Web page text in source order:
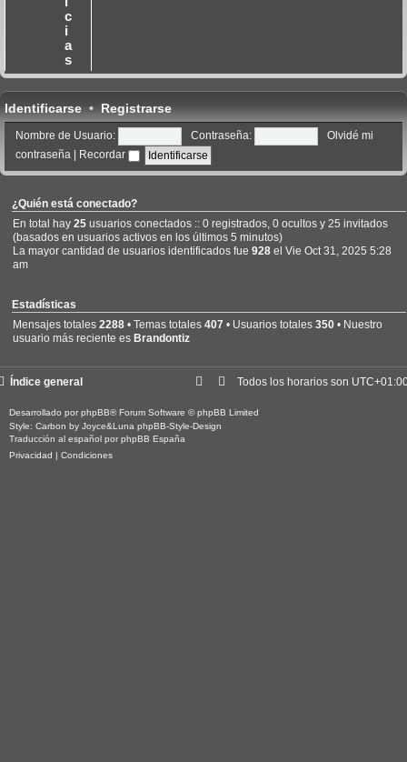
c
i
a
s
Identificarse • Registrarse
Nombre de Usuario: Contraseña:
Olvidé mi
contraseña
Recordar
¿Quién está conectado?
En total hay25 usuarios conectados :: 0 registrados, 0 ocultos y 25 invitados
(basados en usuarios activos en los últimos 5 minutos)
La mayor cantidad de usuarios identificados fue928 el Vie Oct 31, 2025 5:28
am
Estadísticas
Mensajes totales2288 • Temas totales407 • Usuarios totales350 • Nuestro
usuario más reciente es Brandontiz
Índice general Todos los horarios son
Desarrollado por phpBB® Forum Software © phpBB Limited
Style: Carbon by Joyce&Luna phpBB-Style-Design
Traducción al español por phpBB España
Privacidad
Condiciones